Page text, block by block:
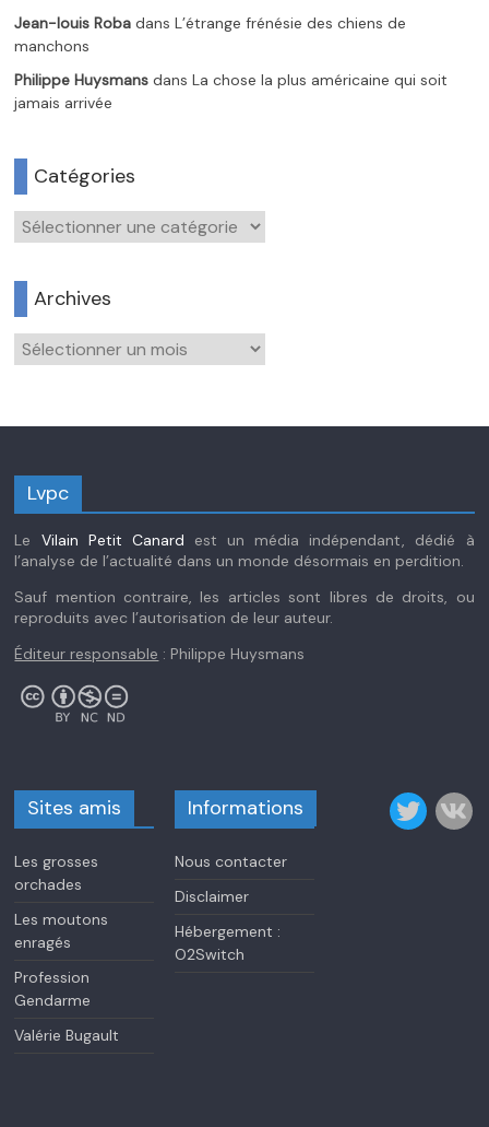
Jean-louis Roba dansL’étrange frénésie des chiens de
manchons
Philippe Huysmans dansLa chose la plus américaine qui soit
jamais arrivée
Catégories
Catégories
Archives
Archives
Lvpc
Le Vilain Petit Canard est un média indépendant, dédié à
l’analyse de l’actualité dans un monde désormais en perdition.
Sauf mention contraire, les articles sont libres de droits, ou
reproduits avec l’autorisation de leur auteur.
Éditeur responsable : Philippe Huysmans
Sites amis
Les grosses
orchades
Les moutons
enragés
Profession
Gendarme
Valérie Bugault
Informations
Nous contacter
Disclaimer
Hébergement :
O2Switch